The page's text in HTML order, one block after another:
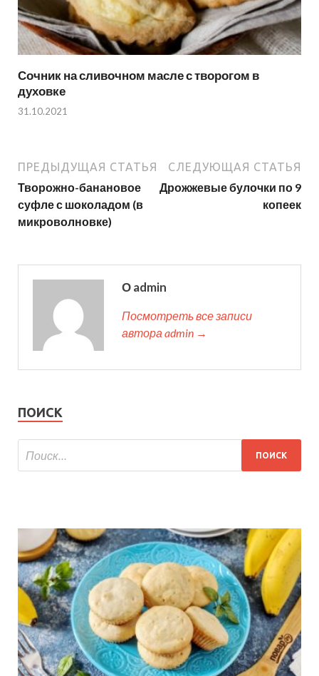
Сочник на сливочном масле с творогом в
духовке
31.10.2021
ПРЕДЫДУЩАЯ СТАТЬЯ
Творожно-банановое
суфле с шоколадом (в
микроволновке)
СЛЕДУЮЩАЯ СТАТЬЯ
Дрожжевые булочки по 9
копеек
О admin
Посмотреть все записи
автора admin →
ПОИСК